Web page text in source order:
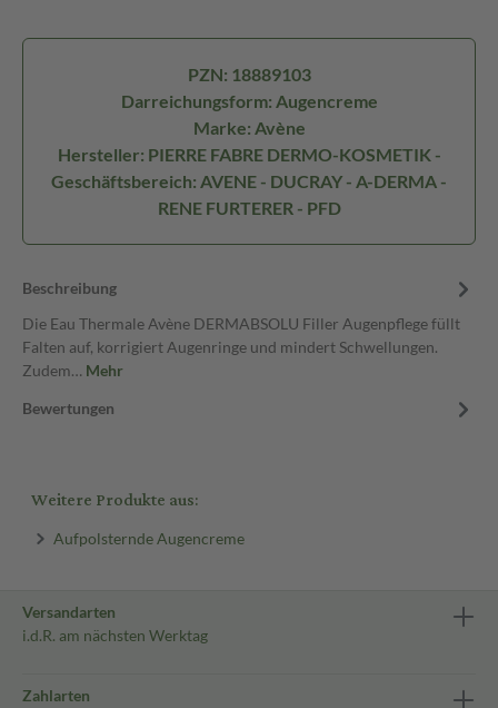
PZN: 18889103
Darreichungsform: Augencreme
Marke: Avène
Hersteller: PIERRE FABRE DERMO-KOSMETIK -
Geschäftsbereich: AVENE - DUCRAY - A-DERMA -
RENE FURTERER - PFD
Beschreibung
Die Eau Thermale Avène DERMABSOLU Filler Augenpflege füllt
Falten auf, korrigiert Augenringe und mindert Schwellungen.
Zudem… Mehr
Bewertungen
Weitere Produkte aus:
Aufpolsternde Augencreme
Versandarten
i.d.R. am nächsten Werktag
Zahlarten